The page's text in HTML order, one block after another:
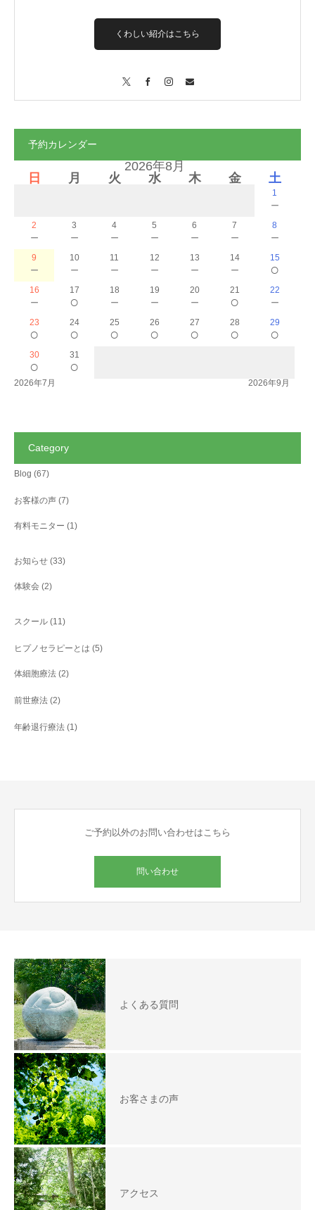
くわしい紹介はこちら
予約カレンダー
2026年8月
日
月 火 水 木 金 土
1
－
2
－
3
－
4
－
5
－
6
－
7
－
8
－
9
－
10
－
11
－
12
－
13
－
14
－
15
○
16
－
17
○
18
－
19
－
20
－
21
○
22
－
23
○
24
○
25
○
26
○
27
○
28
○
29
○
30
○
31
○
2026年7月 2026年9月
Category
Blog (67)
お客様の声 (7)
有料モニター (1)
お知らせ (33)
体験会 (2)
スクール (11)
ヒプノセラピーとは (5)
体細胞療法 (2)
前世療法 (2)
年齢退行療法 (1)
ご予約以外のお問い合わせはこちら
問い合わせ
よくある質問
お客さまの声
アクセス